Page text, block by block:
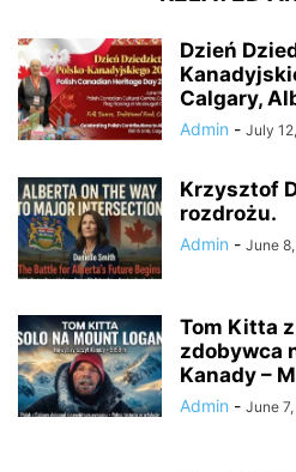
Dzień
Calgary,
Admin - July
Krzysztof
rozdrożu.
Admin - June
Tom Kitta
zdobywca
Kanady –
Admin - June